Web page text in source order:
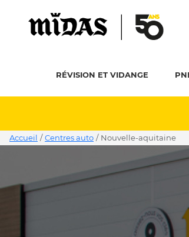
RÉVISION ET VIDANGE
Accueil / Centres auto / nouvelle-aquitaine